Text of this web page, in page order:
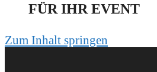
FÜR IHR EVENT
Zum Inhalt springen